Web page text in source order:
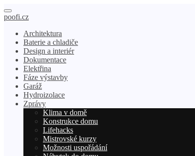
poofi.cz
Architektura
Baterie a chladiče
Design a interiér
Dokumentace
Elektřina
Fáze výstavby
Garáž
Hydroizolace
Zprávy
Klima v domě
Konstrukce domu
Lifehacks
Mistrovské kurzy
Možnosti uspořádání